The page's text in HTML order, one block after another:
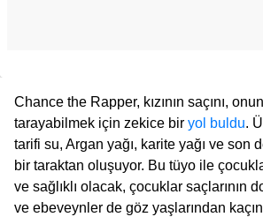
Chance the Rapper, kızının saçını,
tarayabilmek için zekice bir yol buldu.
tarifi su, Argan yağı, karite yağı ve son
bir taraktan oluşuyor. Bu tüyo ile
ve sağlıklı olacak, çocuklar saçlarının
ve ebeveynler de göz yaşlarından